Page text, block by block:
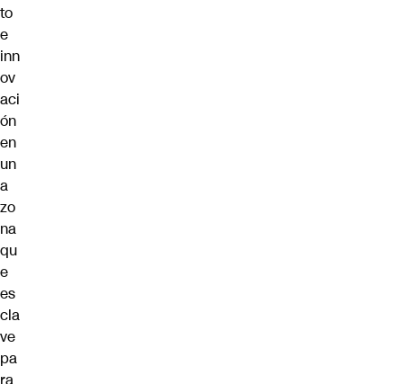
to
e
inn
ov
aci
ón
en
un
a
zo
na
qu
e
es
cla
ve
pa
ra